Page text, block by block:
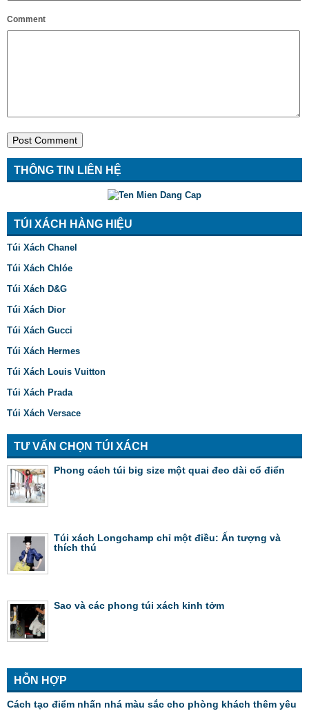
Comment
THÔNG TIN LIÊN HỆ
TÚI XÁCH HÀNG HIỆU
Túi Xách Chanel
Túi Xách Chlóe
Túi Xách D&G
Túi Xách Dior
Túi Xách Gucci
Túi Xách Hermes
Túi Xách Louis Vuitton
Túi Xách Prada
Túi Xách Versace
TƯ VẤN CHỌN TÚI XÁCH
Phong cách túi big size một quai đeo dài cổ điển
Túi xách Longchamp chỉ một điều: Ấn tượng và
thích thú
Sao và các phong túi xách kinh tởm
HỖN HỢP
Cách tạo điểm nhấn nhá màu sắc cho phòng khách thêm yêu